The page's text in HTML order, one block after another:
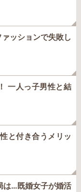
ッションで失敗し
一人っ子男性と結
と付き合うメリッ
は…既婚女子が婚活